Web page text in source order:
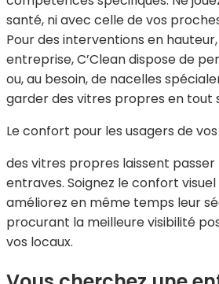
santé, ni avec celle de vos
Pour des interventions en
entreprise, C’Clean dispose de
ou, au besoin, de nacelles
garder des vitres propres en tout
Le confort pour les usagers de
des vitres propres laissent passer
entraves. Soignez le confort
améliorez en même temps leur
procurant la meilleure visibilité
vos locaux.